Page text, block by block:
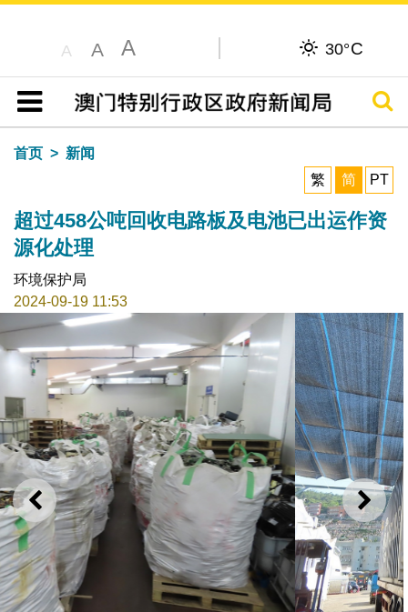
A A A 30°C
目录
搜寻
首页
新闻
繁
简 PT
超过458公吨回收电路板及电池已出运作资
源化处理
环境保护局
2024-09-19 11:53
上一则 下一